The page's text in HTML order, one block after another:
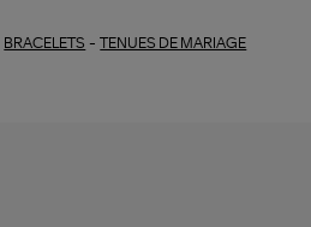
BRACELETS -TENUES DE MARIAGE